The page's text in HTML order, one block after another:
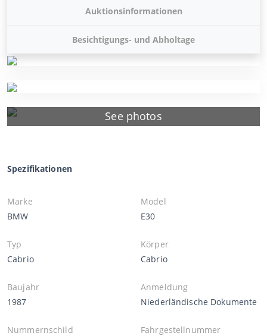
See photos
Auktionsinformationen
Besichtigungs- und Abholtage
Spezifikationen
Marke
BMW
Model
E30
Typ
Cabrio
Körper
Cabrio
Baujahr
1987
Anmeldung
Niederländische Dokumente
Nummernschild
Fahrgestellnummer